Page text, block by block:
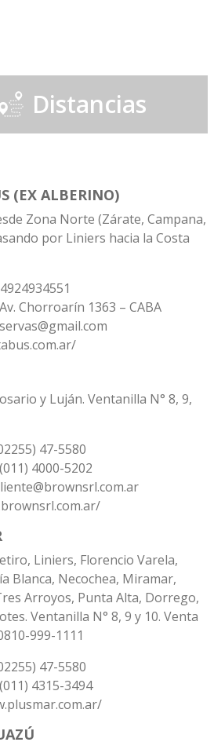
Distancias
(EX ALBERINO)
Zona Norte (Zárate, Campana,
por Liniers hacia la Costa
Chorroarín 1363 – CABA
y Luján. Ventanilla N° 8, 9,
47-5580
4000-5202
Liniers, Florencio Varela,
Blanca, Necochea, Miramar,
Arroyos, Punta Alta, Dorrego,
Ventanilla N° 8, 9 y 10. Venta
999-1111
47-5580
4315-3494